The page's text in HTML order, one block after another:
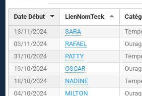
Date Début LienNomTeck
13/11/2024
SARA
03/11/2024
RAFAEL
31/10/2024
PATTY
19/10/2024
OSCAR
18/10/2024
NADINE
04/10/2024
MILTON